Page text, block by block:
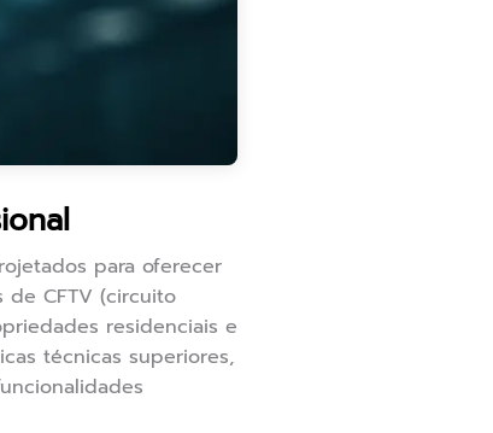
para oferecer
de CFTV (circuito
residenciais e
técnicas superiores,